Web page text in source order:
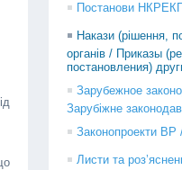
Постанови
Накази (рішення,
органів / Приказы
постановления)
Зарубежное
Зарубіжне
Законопроекти
Листи та